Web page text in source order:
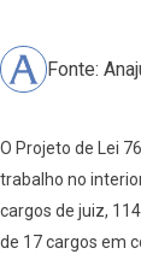
Fonte:
O Projeto de Lei
trabalho no
cargos de juiz,
de 17 cargos em